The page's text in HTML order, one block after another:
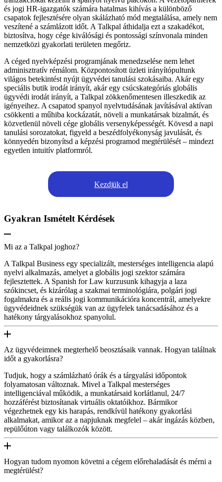
és jogi HR-igazgatók számára hatalmas kihívás a különböző
csapatok fejlesztésére olyan skálázható mód megtalálása, amely nem
veszítené a számlázott időt. A Talkpal áthidalja ezt a szakadékot,
biztosítva, hogy cége kiválósági és pontossági színvonala minden
nemzetközi gyakorlati területen megőriz.
A céged nyelvképzési programjának menedzselése nem lehet
adminisztratív rémálom. Központosított üzleti irányítópultunk
világos betekintést nyújt ügyvédei tanulási szokásaiba. Akár egy
speciális butik irodát irányít, akár egy csúcskategóriás globális
ügyvédi irodát irányít, a Talkpal zökkenőmentesen illeszkedik az
igényeihez. A csapatod spanyol nyelvtudásának javításával aktívan
csökkenti a műhiba kockázatát, növeli a munkatársak bizalmát, és
közvetlenül növeli cége globális versenyképességét. Kövesd a napi
tanulási sorozatokat, figyeld a beszédfolyékonyság javulását, és
könnyedén bizonyítsd a képzési programod megtérülését – mindezt
egyetlen intuitív platformról.
Kezdjük el
Gyakran Ismételt Kérdések
Mi az a Talkpal joghoz?
A Talkpal Business egy specializált, mesterséges intelligencia alapú
nyelvi alkalmazás, amelyet a globális jogi szektor számára
fejlesztettek. A Spanish for Law kurzusunk kihagyja a laza
szókincset, és kizárólag a szakmai terminológiára, polgári jogi
fogalmakra és a reális jogi kommunikációra koncentrál, amelyekre
ügyvédeidnek szükségük van az ügyfelek tanácsadásához és a
hatékony tárgyalásokhoz spanyolul.
Az ügyvédeimnek megterhelő beosztásaik vannak. Hogyan találnak
időt a gyakorlásra?
Tudjuk, hogy a számlázható órák és a tárgyalási időpontok
folyamatosan változnak. Mivel a Talkpal mesterséges
intelligenciával működik, a munkatársaid korlátlanul, 24/7
hozzáférést biztosítanak virtuális oktatóikhoz. Bármikor
végezhetnek egy kis harapás, rendkívül hatékony gyakorlási
alkalmakat, amikor az a napjuknak megfelel – akár ingázás közben,
repülőúton vagy találkozók között.
Hogyan tudom nyomon követni a cégem előrehaladását és mérni a
megtérülést?